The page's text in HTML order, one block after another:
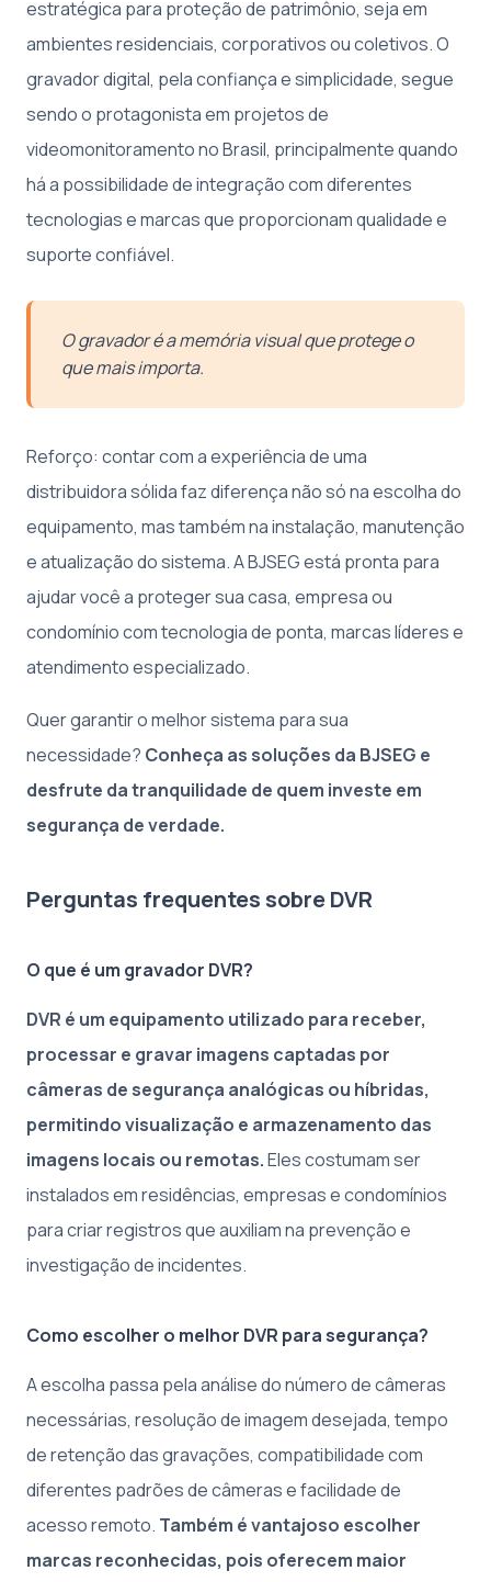
estratégica para proteção de patrimônio, seja em
ambientes residenciais, corporativos ou coletivos. O
gravador digital, pela confiança e simplicidade, segue
sendo o protagonista em projetos de
videomonitoramento no Brasil, principalmente quando
há a possibilidade de integração com diferentes
tecnologias e marcas que proporcionam qualidade e
suporte confiável.
O gravador é a memória visual que protege o
que mais importa.
Reforço: contar com a experiência de uma
distribuidora sólida faz diferença não só na escolha do
equipamento, mas também na instalação, manutenção
e atualização do sistema. A BJSEG está pronta para
ajudar você a proteger sua casa, empresa ou
condomínio com tecnologia de ponta, marcas líderes e
atendimento especializado.
Quer garantir o melhor sistema para sua
necessidade? Conheça as soluções da BJSEG e
desfrute da tranquilidade de quem investe em
segurança de verdade.
Perguntas frequentes sobre DVR
O que é um gravador DVR?
DVR é um equipamento utilizado para receber,
processar e gravar imagens captadas por
câmeras de segurança analógicas ou híbridas,
permitindo visualização e armazenamento das
imagens locais ou remotas.Eles costumam ser
instalados em residências, empresas e condomínios
para criar registros que auxiliam na prevenção e
investigação de incidentes.
Como escolher o melhor DVR para segurança?
A escolha passa pela análise do número de câmeras
necessárias, resolução de imagem desejada, tempo
de retenção das gravações, compatibilidade com
diferentes padrões de câmeras e facilidade de
acesso remoto. Também é vantajoso escolher
marcas reconhecidas, pois oferecem maior